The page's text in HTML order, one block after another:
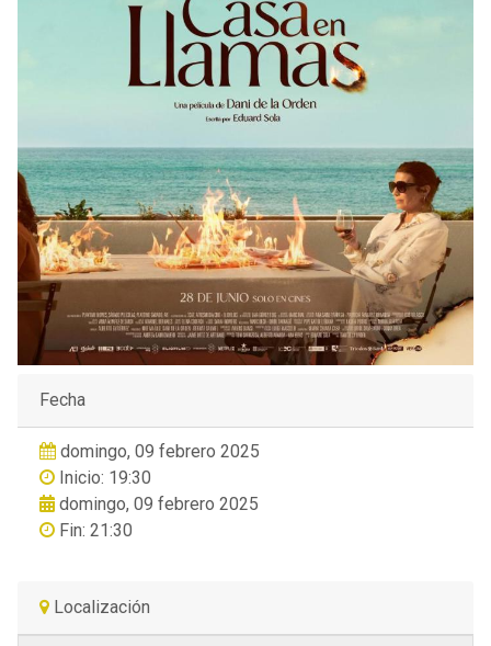
Fecha
domingo, 09 febrero 2025
Inicio: 19:30
domingo, 09 febrero 2025
Fin: 21:30
Localización